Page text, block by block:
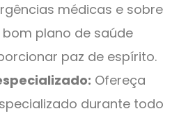
médicas e sobre
plano de saúde
paz de espírito.
Ofereça
durante todo